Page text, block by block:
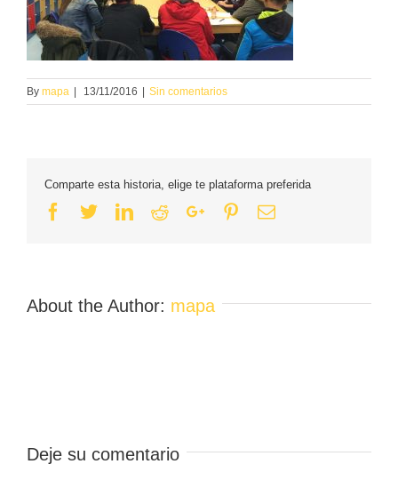
By mapa 13/11/2016 Sin comentarios
Comparte esta historia, elige te plataforma preferida
Facebook
TwitterLinkedin
RedditGoogle+Pinterest
Email
About the Author: mapa
Deje su comentario